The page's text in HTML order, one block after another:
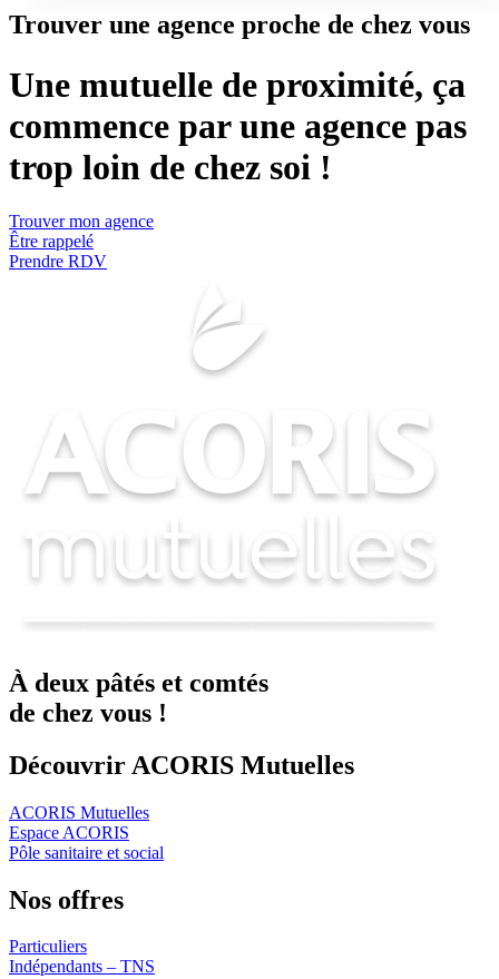
Trouver une agence proche de chez vous
Une mutuelle de proximité, ça
commence par une agence pas
trop loin de chez soi !
Trouver mon agence
Être rappelé
Prendre RDV
À deux pâtés et comtés
de chez vous !
Découvrir ACORIS Mutuelles
ACORIS Mutuelles
Espace ACORIS
Pôle sanitaire et social
Nos offres
Particuliers
Indépendants – TNS